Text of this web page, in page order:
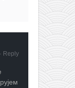
· Reply